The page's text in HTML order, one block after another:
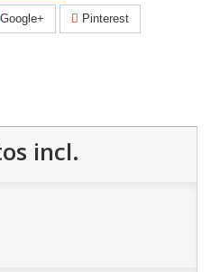
Google+ Pinterest
incl.